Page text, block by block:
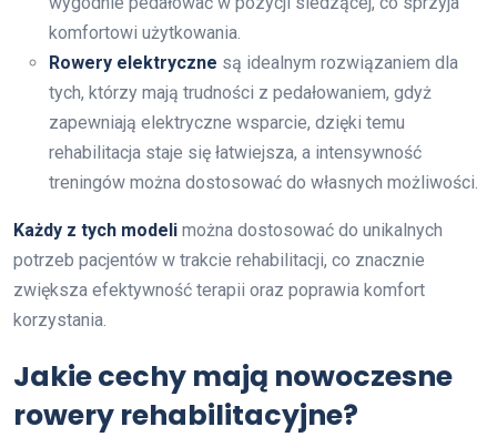
komfortowi użytkowania.
Rowery elektryczne są idealnym rozwiązaniem dla
tych, którzy mają trudności z pedałowaniem, gdyż
zapewniają elektryczne wsparcie, dzięki temu
rehabilitacja staje się łatwiejsza, a intensywność
treningów można dostosować do własnych możliwości.
Każdy z tych modeli można dostosować do unikalnych
potrzeb pacjentów w trakcie rehabilitacji, co znacznie
zwiększa efektywność terapii oraz poprawia komfort
korzystania.
Jakie cechy mają nowoczesne
rowery rehabilitacyjne?